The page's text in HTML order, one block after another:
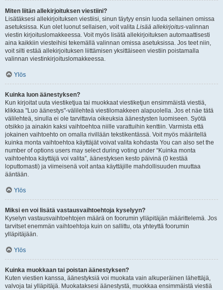
Miten liitän allekirjoituksen viestiini?
Lisätäksesi allekirjoituksen viestiisi, sinun täytyy ensin luoda sellainen omissa
asetuksissa. Kun olet luonut sellaisen, voit valita Lisää allekirjoitus-valinnan
viestin kirjoituslomakkeessa. Voit myös lisätä allekirjoituksen automaattisesti
aina kaikkiin viesteihisi tekemällä valinnan omissa asetuksissa. Jos teet niin,
voit silti estää allekirjoituksen liittämisen yksittäiseen viestiin poistamalla
valinnan viestinkirjoituslomakkeessa.
Ylös
Kuinka luon äänestyksen?
Kun kirjoitat uuta viestiketjua tai muokkaat viestiketjun ensimmäistä viestiä,
klikkaa "Luo äänestys"-välilehteä viestilomakkeen alapuolella. Jos et näe tätä
välilehteä, sinulla ei ole tarvittavia oikeuksia äänestysten luomiseen. Syötä
otsikko ja ainakin kaksi vaihtoehtoa niille varattuihin kenttiin. Varmista että
jokainen vaihtoehto on omalla rivillään tekstikentässä. Voit myös määritellä
kuinka monta vaihtoehtoa käyttäjät voivat valita kohdasta You can also set the
number of options users may select during voting under “Kuinka monta
vaihtoehtoa käyttäjä voi valita”, äänestyksen kesto päivinä (0 kestää
loputtomasti) ja viimeisenä voit antaa käyttäjille mahdollisuuden muuttaa
ääntään.
Ylös
Miksi en voi lisätä vastausvaihtoehtoja kyselyyn?
Kyselyn vastausvaihtoehtojen määrä on foorumin ylläpitäjän määrittelemä. Jos
tarvitset enemmän vaihtoehtoja kuin on sallittu, ota yhteyttä foorumin
ylläpitäjään.
Ylös
Kuinka muokkaan tai poistan äänestyksen?
Kuten viestien kanssa, äänestyksiä voi muokata vain alkuperäinen lähettäjä,
valvoja tai ylläpitäjä. Muokataksesi äänestystä, muokkaa ensimmäistä viestiä